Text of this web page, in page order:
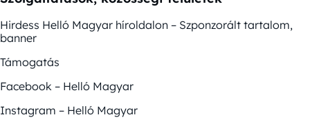
Hirdess Helló Magyar híroldalon – Szponzorált tartalom,
banner
Támogatás
Facebook – Helló Magyar
Instagram – Helló Magyar